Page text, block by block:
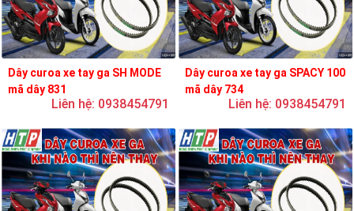
Dây curoa xe tay ga SH MODE
mã dây 831
Liên hệ: 0938454791
Dây curoa xe tay ga SPACY 100
mã dây 734
Liên hệ: 0938454791